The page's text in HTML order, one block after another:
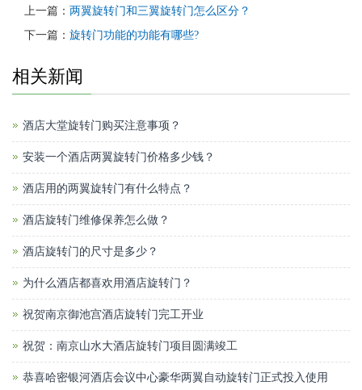
上一篇： 两翼旋转门和三翼旋转门怎么区分？
下一篇： 旋转门功能的功能有哪些?
相关新闻
酒店大堂旋转门购买注意事项？
安装一个酒店两翼旋转门价格多少钱？
酒店用的两翼旋转门有什么特点？
酒店旋转门维修保养怎么做？
酒店旋转门的尺寸是多少？
为什么酒店都喜欢用酒店旋转门？
祝贺南京御池宫酒店旋转门完工开业
祝贺：南京山水大酒店旋转门项目圆满竣工
恭喜哈密银河酒店会议中心豪华两翼自动旋转门正式投入使用